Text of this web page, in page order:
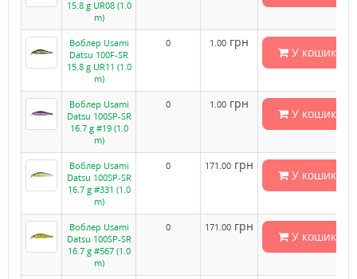
15.8 g UR08 (1.0
m)
Воблер Usami
Datsu 100F-SR
15.8 g UR11 (1.0
m)
0 1.00 грн
У кошик
Воблер Usami
Datsu 100SP-SR
16.7 g #19 (1.0
m)
0 1.00 грн
У кошик
Воблер Usami
Datsu 100SP-SR
16.7 g #331 (1.0
m)
0 171.00 грн
У кошик
Воблер Usami
Datsu 100SP-SR
16.7 g #567 (1.0
m)
0 171.00 грн
У кошик